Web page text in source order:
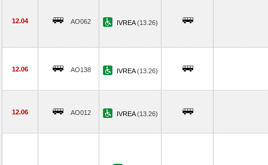
12.04 AO062 IVREA(13.26)
12.06 AO138 IVREA(13.26)
12.06 AO012 IVREA(13.26)